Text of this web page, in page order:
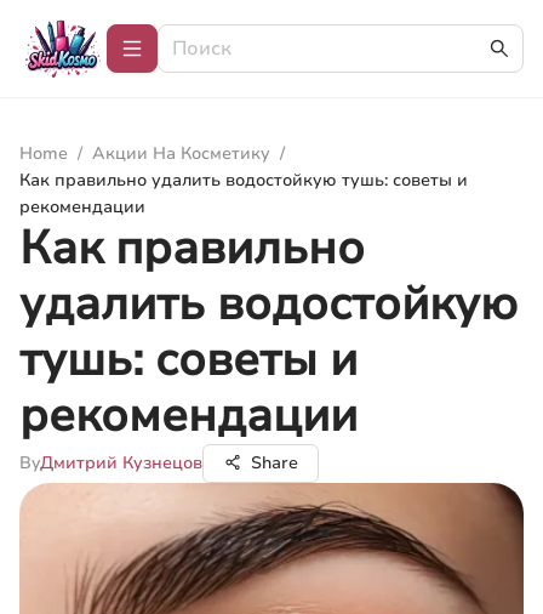
Home / Акции На Косметику /
Как правильно удалить водостойкую тушь: советы и
рекомендации
Как правильно
удалить водостойкую
тушь: советы и
рекомендации
ByДмитрий Кузнецов Share